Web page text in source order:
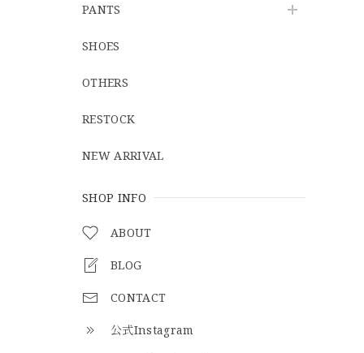
PANTS
SHOES
OTHERS
RESTOCK
NEW ARRIVAL
SHOP INFO
ABOUT
BLOG
CONTACT
公式Instagram